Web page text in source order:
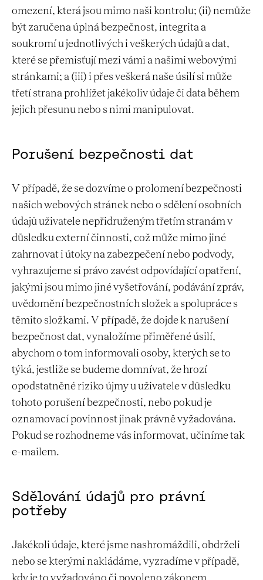
omezení, která jsou mimo naši kontrolu; (ii) nemůže
být zaručena úplná bezpečnost, integrita a
soukromí u jednotlivých i veškerých údajů a dat,
které se přemisťují mezi vámi a našimi webovými
stránkami; a (iii) i přes veškerá naše úsilí si může
třetí strana prohlížet jakékoliv údaje či data během
jejich přesunu nebo s nimi manipulovat.
Porušení bezpečnosti dat
V případě, že se dozvíme o prolomení bezpečnosti
našich webových stránek nebo o sdělení osobních
údajů uživatele nepřidruženým třetím stranám v
důsledku externí činnosti, což může mimo jiné
zahrnovat i útoky na zabezpečení nebo podvody,
vyhrazujeme si právo zavést odpovídající opatření,
jakými jsou mimo jiné vyšetřování, podávání zpráv,
uvědomění bezpečnostních složek a spolupráce s
těmito složkami. V případě, že dojde k narušení
bezpečnost dat, vynaložíme přiměřené úsilí,
abychom o tom informovali osoby, kterých se to
týká, jestliže se budeme domnívat, že hrozí
opodstatněné riziko újmy u uživatele v důsledku
tohoto porušení bezpečnosti, nebo pokud je
oznamovací povinnost jinak právně vyžadována.
Pokud se rozhodneme vás informovat, učiníme tak
e-mailem.
Sdělování údajů pro právní
potřeby
Jakékoli údaje, které jsme nashromáždili, obdrželi
nebo se kterými nakládáme, vyzradíme v případě,
kdy je to vyžadováno či povoleno zákonem,